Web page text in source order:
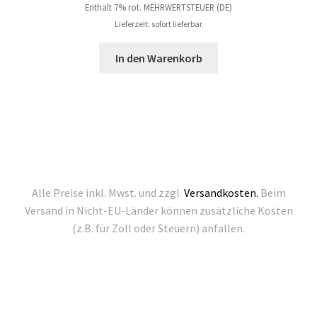
Enthält 7% rot. MEHRWERTSTEUER (DE)
Lieferzeit: sofort lieferbar
In den Warenkorb
Alle Preise inkl. Mwst. und zzgl. Versandkosten. Beim
Versand in Nicht-EU-Länder können zusätzliche Kosten
(z.B. für Zoll oder Steuern) anfallen.